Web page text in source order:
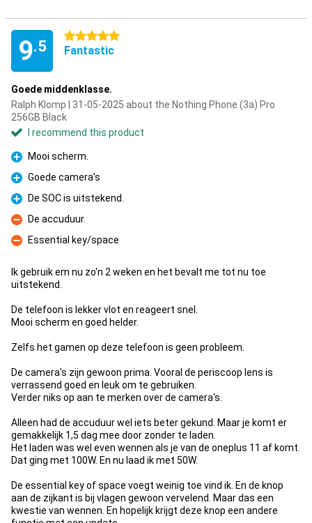
9.5
5 stars
Fantastic
Goede middenklasse.
Ralph Klomp | 31-05-2025 about the Nothing Phone (3a) Pro
256GB Black
I recommend this product
Pro
Mooi scherm.
Pro
Goede camera's
Pro
De SOC is uitstekend.
Con
De accuduur.
Con
Essential key/space
Ik gebruik em nu zo'n 2 weken en het bevalt me tot nu toe
uitstekend.
De telefoon is lekker vlot en reageert snel.
Mooi scherm en goed helder.
Zelfs het gamen op deze telefoon is geen probleem.
De camera's zijn gewoon prima. Vooral de periscoop lens is
verrassend goed en leuk om te gebruiken.
Verder niks op aan te merken over de camera's.
Alleen had de accuduur wel iets beter gekund. Maar je komt er
gemakkelijk 1,5 dag mee door zonder te laden.
Het laden was wel even wennen als je van de oneplus 11 af komt.
Dat ging met 100W. En nu laad ik met 50W.
De essential key of space voegt weinig toe vind ik. En de knop
aan de zijkant is bij vlagen gewoon vervelend. Maar das een
kwestie van wennen. En hopelijk krijgt deze knop een andere